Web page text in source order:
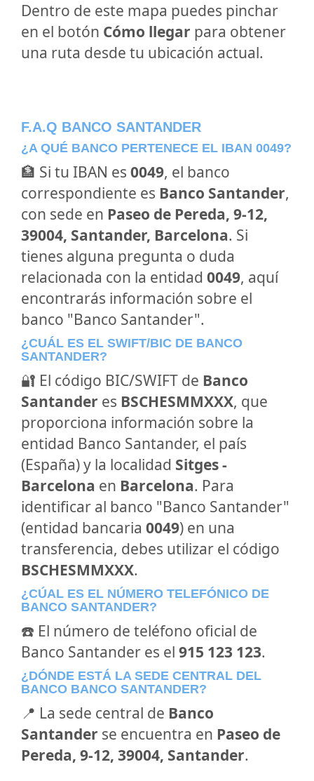
Dentro de este mapa puedes pinchar
en el botón Cómo llegar para obtener
una ruta desde tu ubicación actual.
F.A.Q BANCO SANTANDER
¿A QUÉ BANCO PERTENECE EL IBAN 0049?
🏦 Si tu IBAN es 0049, el banco
correspondiente es Banco Santander,
con sede en Paseo de Pereda, 9-12,
39004, Santander, Barcelona. Si
tienes alguna pregunta o duda
relacionada con la entidad 0049, aquí
encontrarás información sobre el
banco "Banco Santander".
¿CUÁL ES EL SWIFT/BIC DE BANCO
SANTANDER?
🔐 El código BIC/SWIFT de Banco
Santander es BSCHESMMXXX, que
proporciona información sobre la
entidad Banco Santander, el país
(España) y la localidad Sitges -
Barcelona en Barcelona. Para
identificar al banco "Banco Santander"
(entidad bancaria 0049) en una
transferencia, debes utilizar el código
BSCHESMMXXX.
¿CÚAL ES EL NÚMERO TELEFÓNICO DE
BANCO SANTANDER?
☎️ El número de teléfono oficial de
Banco Santander es el 915 123 123.
¿DÓNDE ESTÁ LA SEDE CENTRAL DEL
BANCO BANCO SANTANDER?
📍 La sede central de Banco
Santander se encuentra en Paseo de
Pereda, 9-12, 39004, Santander.